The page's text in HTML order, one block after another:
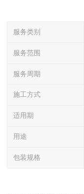
服务类别
服务范围
服务周期
施工方式
适用期
用途
包装规格